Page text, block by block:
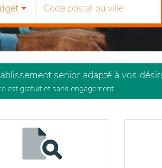
senior adapté à vos
est gratuit et sans engagement.